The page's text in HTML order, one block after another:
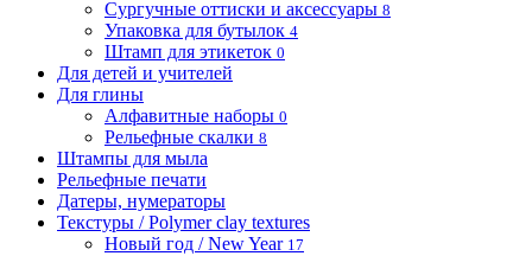
Сургучные оттиски и аксессуары 8
Упаковка для бутылок 4
Штамп для этикеток 0
Для детей и учителей
Для глины
Алфавитные наборы 0
Рельефные скалки 8
Штампы для мыла
Рельефные печати
Датеры, нумераторы
Текстуры / Polymer clay textures
Новый год / New Year 17